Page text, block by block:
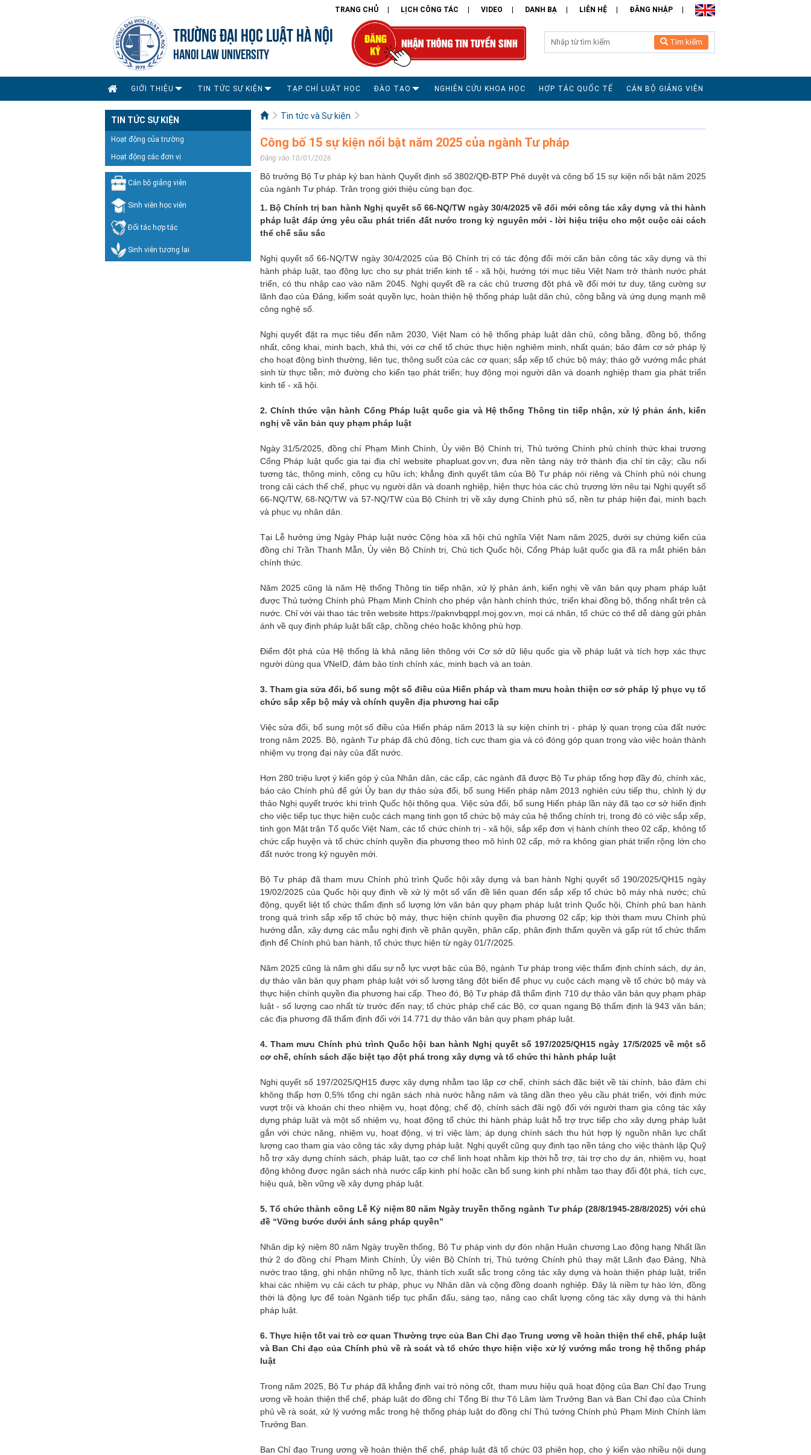
TRANG CHỦ LỊCH CÔNG TÁC VIDEO DANH BẠ LIÊN HỆ ĐĂNG NHẬP
TRƯỜNG ĐẠI HỌC LUẬT HÀ NỘI
HANOI LAW UNIVERSITY
Tìm kiếm
GIỚI THIỆU TIN TỨC SỰ KIỆN TẠP CHÍ LUẬT HỌC ĐÀO TẠO NGHIÊN CỨU KHOA HỌC HỢP TÁC QUỐC TẾ CÁN BỘ GIẢNG VIÊN
TIN TỨC SỰ KIỆN
Hoạt động của trường
Hoạt động các đơn vị
Cán bộ giảng viên
Sinh viên học viên
Đối tác hợp tác
Sinh viên tương lai
Tin tức và Sự kiện
Công bố 15 sự kiện nổi bật năm 2025 của ngành Tư pháp
Đăng vào 10/01/2026
Bộ trưởng Bộ Tư pháp ký ban hành Quyết định số 3802/QĐ-BTP Phê duyệt và công bố 15 sự kiện nổi bật năm 2025
của ngành Tư pháp. Trân trọng giới thiệu cùng bạn đọc.
1. Bộ Chính trị ban hành Nghị quyết số 66-NQ/TW ngày 30/4/2025 về đổi mới công tác xây dựng và thi hành
pháp luật đáp ứng yêu cầu phát triển đất nước trong kỷ nguyên mới - lời hiệu triệu cho một cuộc cải cách
thể chế sâu sắc
Nghị quyết số 66-NQ/TW ngày 30/4/2025 của Bộ Chính trị có tác động đổi mới căn bản công tác xây dựng và thi
hành pháp luật, tạo động lực cho sự phát triển kinh tế - xã hội, hướng tới mục tiêu Việt Nam trở thành nước phát
triển, có thu nhập cao vào năm 2045. Nghị quyết đề ra các chủ trương đột phá về đổi mới tư duy, tăng cường sự
lãnh đạo của Đảng, kiểm soát quyền lực, hoàn thiện hệ thống pháp luật dân chủ, công bằng và ứng dụng mạnh mẽ
công nghệ số.
Nghị quyết đặt ra mục tiêu đến năm 2030, Việt Nam có hệ thống pháp luật dân chủ, công bằng, đồng bộ, thống
nhất, công khai, minh bạch, khả thi, với cơ chế tổ chức thực hiện nghiêm minh, nhất quán; bảo đảm cơ sở pháp lý
cho hoạt động bình thường, liên tục, thông suốt của các cơ quan; sắp xếp tổ chức bộ máy; tháo gỡ vướng mắc phát
sinh từ thực tiễn; mở đường cho kiến tạo phát triển; huy động mọi người dân và doanh nghiệp tham gia phát triển
kinh tế - xã hội.
2. Chính thức vận hành Cổng Pháp luật quốc gia và Hệ thống Thông tin tiếp nhận, xử lý phản ánh, kiến
nghị về văn bản quy phạm pháp luật
Ngày 31/5/2025, đồng chí Phạm Minh Chính, Ủy viên Bộ Chính trị, Thủ tướng Chính phủ chính thức khai trương
Cổng Pháp luật quốc gia tại địa chỉ website phapluat.gov.vn, đưa nền tảng này trở thành địa chỉ tin cậy; cầu nối
tương tác, thông minh, công cụ hữu ích; khẳng định quyết tâm của Bộ Tư pháp nói riêng và Chính phủ nói chung
trong cải cách thể chế, phục vụ người dân và doanh nghiệp, hiện thực hóa các chủ trương lớn nêu tại Nghị quyết số
66-NQ/TW, 68-NQ/TW và 57-NQ/TW của Bộ Chính trị về xây dựng Chính phủ số, nền tư pháp hiện đại, minh bạch
và phục vụ nhân dân.
Tại Lễ hưởng ứng Ngày Pháp luật nước Cộng hòa xã hội chủ nghĩa Việt Nam năm 2025, dưới sự chứng kiến của
đồng chí Trần Thanh Mẫn, Ủy viên Bộ Chính trị, Chủ tịch Quốc hội, Cổng Pháp luật quốc gia đã ra mắt phiên bản
chính thức.
Năm 2025 cũng là năm Hệ thống Thông tin tiếp nhận, xử lý phản ánh, kiến nghị về văn bản quy phạm pháp luật
được Thủ tướng Chính phủ Phạm Minh Chính cho phép vận hành chính thức, triển khai đồng bộ, thống nhất trên cả
nước. Chỉ với vài thao tác trên website https://paknvbqppl.moj.gov.vn, mọi cá nhân, tổ chức có thể dễ dàng gửi phản
ánh về quy định pháp luật bất cập, chồng chéo hoặc không phù hợp.
Điểm đột phá của Hệ thống là khả năng liên thông với Cơ sở dữ liệu quốc gia về pháp luật và tích hợp xác thực
người dùng qua VNeID, đảm bảo tính chính xác, minh bạch và an toàn.
3. Tham gia sửa đổi, bổ sung một số điều của Hiến pháp và tham mưu hoàn thiện cơ sở pháp lý phục vụ tổ
chức sắp xếp bộ máy và chính quyền địa phương hai cấp
Việc sửa đổi, bổ sung một số điều của Hiến pháp năm 2013 là sự kiện chính trị - pháp lý quan trọng của đất nước
trong năm 2025. Bộ, ngành Tư pháp đã chủ động, tích cực tham gia và có đóng góp quan trọng vào việc hoàn thành
nhiệm vụ trọng đại này của đất nước.
Hơn 280 triệu lượt ý kiến góp ý của Nhân dân, các cấp, các ngành đã được Bộ Tư pháp tổng hợp đầy đủ, chính xác,
báo cáo Chính phủ để gửi Ủy ban dự thảo sửa đổi, bổ sung Hiến pháp năm 2013 nghiên cứu tiếp thu, chỉnh lý dự
thảo Nghị quyết trước khi trình Quốc hội thông qua. Việc sửa đổi, bổ sung Hiến pháp lần này đã tạo cơ sở hiến định
cho việc tiếp tục thực hiện cuộc cách mạng tinh gọn tổ chức bộ máy của hệ thống chính trị, trong đó có việc sắp xếp,
tinh gọn Mặt trận Tổ quốc Việt Nam, các tổ chức chính trị - xã hội, sắp xếp đơn vị hành chính theo 02 cấp, không tổ
chức cấp huyện và tổ chức chính quyền địa phương theo mô hình 02 cấp, mở ra không gian phát triển rộng lớn cho
đất nước trong kỷ nguyên mới.
Bộ Tư pháp đã tham mưu Chính phủ trình Quốc hội xây dựng và ban hành Nghị quyết số 190/2025/QH15 ngày
19/02/2025 của Quốc hội quy định về xử lý một số vấn đề liên quan đến sắp xếp tổ chức bộ máy nhà nước; chủ
động, quyết liệt tổ chức thẩm định số lượng lớn văn bản quy phạm pháp luật trình Quốc hội, Chính phủ ban hành
trong quá trình sắp xếp tổ chức bộ máy, thực hiện chính quyền địa phương 02 cấp; kịp thời tham mưu Chính phủ
hướng dẫn, xây dựng các mẫu nghị định về phân quyền, phân cấp, phân định thẩm quyền và gấp rút tổ chức thẩm
định để Chính phủ ban hành, tổ chức thực hiện từ ngày 01/7/2025.
Năm 2025 cũng là năm ghi dấu sự nỗ lực vượt bậc của Bộ, ngành Tư pháp trong việc thẩm định chính sách, dự án,
dự thảo văn bản quy phạm pháp luật với số lượng tăng đột biến để phục vụ cuộc cách mạng về tổ chức bộ máy và
thực hiện chính quyền địa phương hai cấp. Theo đó, Bộ Tư pháp đã thẩm định 710 dự thảo văn bản quy phạm pháp
luật - số lượng cao nhất từ trước đến nay; tổ chức pháp chế các Bộ, cơ quan ngang Bộ thẩm định là 943 văn bản;
các địa phương đã thẩm định đối với 14.771 dự thảo văn bản quy phạm pháp luật.
4. Tham mưu Chính phủ trình Quốc hội ban hành Nghị quyết số 197/2025/QH15 ngày 17/5/2025 về một số
cơ chế, chính sách đặc biệt tạo đột phá trong xây dựng và tổ chức thi hành pháp luật
Nghị quyết số 197/2025/QH15 được xây dựng nhằm tạo lập cơ chế, chính sách đặc biệt về tài chính, bảo đảm chi
không thấp hơn 0,5% tổng chi ngân sách nhà nước hằng năm và tăng dần theo yêu cầu phát triển, với định mức
vượt trội và khoán chi theo nhiệm vụ, hoạt động; chế độ, chính sách đãi ngộ đối với người tham gia công tác xây
dựng pháp luật và một số nhiệm vụ, hoạt động tổ chức thi hành pháp luật hỗ trợ trực tiếp cho xây dựng pháp luật
gắn với chức năng, nhiệm vụ, hoạt động, vị trí việc làm; áp dụng chính sách thu hút hợp lý nguồn nhân lực chất
lượng cao tham gia vào công tác xây dựng pháp luật. Nghị quyết cũng quy định tạo nền tảng cho việc thành lập Quỹ
hỗ trợ xây dựng chính sách, pháp luật, tạo cơ chế linh hoạt nhằm kịp thời hỗ trợ, tài trợ cho dự án, nhiệm vụ, hoạt
động không được ngân sách nhà nước cấp kinh phí hoặc cần bổ sung kinh phí nhằm tạo thay đổi đột phá, tích cực,
hiệu quả, bền vững về xây dựng pháp luật.
5. Tổ chức thành công Lễ Kỷ niệm 80 năm Ngày truyền thống ngành Tư pháp (28/8/1945-28/8/2025) với chủ
đề “Vững bước dưới ánh sáng pháp quyền”
Nhân dịp kỷ niệm 80 năm Ngày truyền thống, Bộ Tư pháp vinh dự đón nhận Huân chương Lao động hạng Nhất lần
thứ 2 do đồng chí Phạm Minh Chính, Ủy viên Bộ Chính trị, Thủ tướng Chính phủ thay mặt Lãnh đạo Đảng, Nhà
nước trao tặng, ghi nhận những nỗ lực, thành tích xuất sắc trong công tác xây dựng và hoàn thiện pháp luật, triển
khai các nhiệm vụ cải cách tư pháp, phục vụ Nhân dân và cộng đồng doanh nghiệp. Đây là niềm tự hào lớn, đồng
thời là động lực để toàn Ngành tiếp tục phấn đấu, sáng tạo, nâng cao chất lượng công tác xây dựng và thi hành
pháp luật.
6. Thực hiện tốt vai trò cơ quan Thường trực của Ban Chỉ đạo Trung ương về hoàn thiện thể chế, pháp luật
và Ban Chỉ đạo của Chính phủ về rà soát và tổ chức thực hiện việc xử lý vướng mắc trong hệ thống pháp
luật
Trong năm 2025, Bộ Tư pháp đã khẳng định vai trò nòng cốt, tham mưu hiệu quả hoạt động của Ban Chỉ đạo Trung
ương về hoàn thiện thể chế, pháp luật do đồng chí Tổng Bí thư Tô Lâm làm Trưởng Ban và Ban Chỉ đạo của Chính
phủ về rà soát, xử lý vướng mắc trong hệ thống pháp luật do đồng chí Thủ tướng Chính phủ Phạm Minh Chính làm
Trưởng Ban.
Ban Chỉ đạo Trung ương về hoàn thiện thể chế, pháp luật đã tổ chức 03 phiên họp, cho ý kiến vào nhiều nội dung